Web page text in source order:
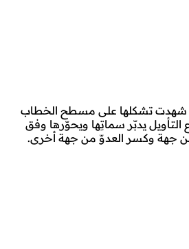
أن شهدت تشكلها على مسطح الخطاب
يدبّر سماتِها ويحوّرها وفق
من جهة وكسر العدوّ من جهة أخرى.